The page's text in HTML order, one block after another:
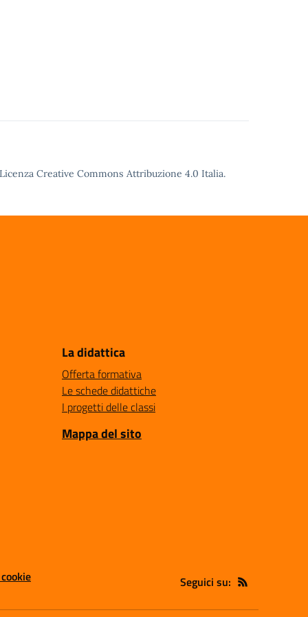
Licenza Creative Commons Attribuzione 4.0 Italia.
La didattica
Offerta formativa
Le schede didattiche
I progetti delle classi
Mappa del sito
Seguici su: